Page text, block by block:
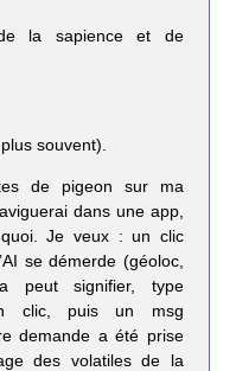
la sapience et de
souvent).
de pigeon sur ma
dans une app,
Je veux : un clic
se démerde (géoloc,
peut signifier, type
clic, puis un msg
demande a été prise
des volatiles de la